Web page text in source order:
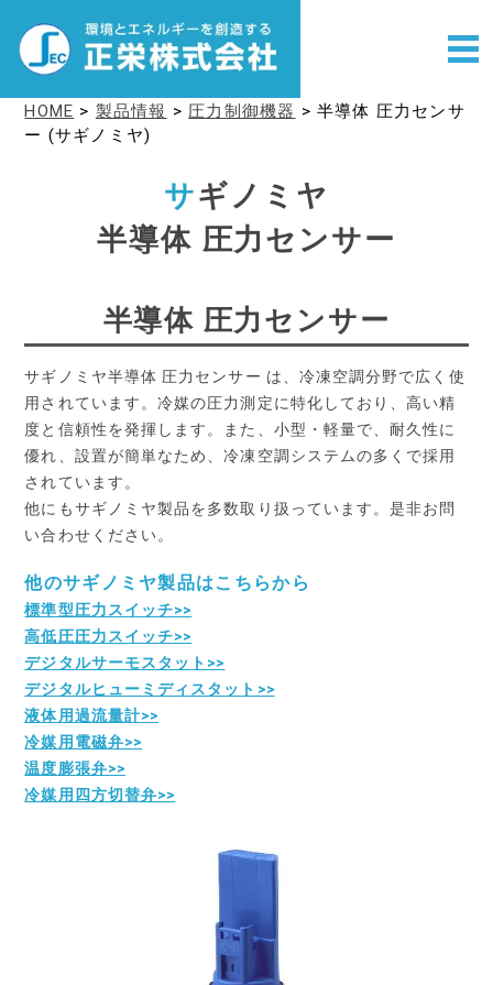
HOME > 製品情報 > 圧力制御機器 >半導体 圧力センサ
ー (サギノミヤ)
サギノミヤ
半導体 圧力センサー
半導体 圧力センサー
サギノミヤ半導体 圧力センサー は、冷凍空調分野で広く使
用されています。冷媒の圧力測定に特化しており、高い精
度と信頼性を発揮します。また、小型・軽量で、耐久性に
優れ、設置が簡単なため、冷凍空調システムの多くで採用
されています。
他にもサギノミヤ製品を多数取り扱っています。是非お問
い合わせください。
他のサギノミヤ製品はこちらから
標準型圧力スイッチ>>
高低圧圧力スイッチ>>
デジタルサーモスタット>>
デジタルヒューミディスタット>>
液体用過流量計>>
冷媒用電磁弁>>
温度膨張弁>>
冷媒用四方切替弁>>